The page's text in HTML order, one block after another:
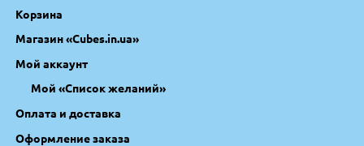
Корзина
Магазин «Cubes.in.ua»
Мой аккаунт
Мой «Список желаний»
Оплата и доставка
Оформление заказа